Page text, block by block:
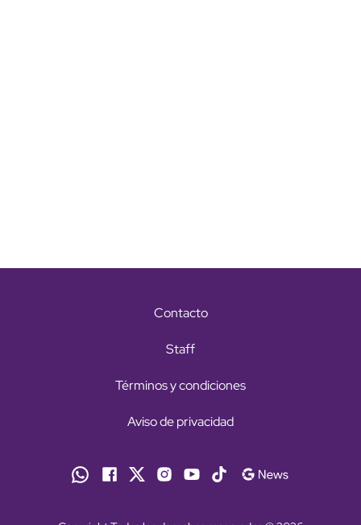
Contacto
Staff
Términos y condiciones
Aviso de privacidad